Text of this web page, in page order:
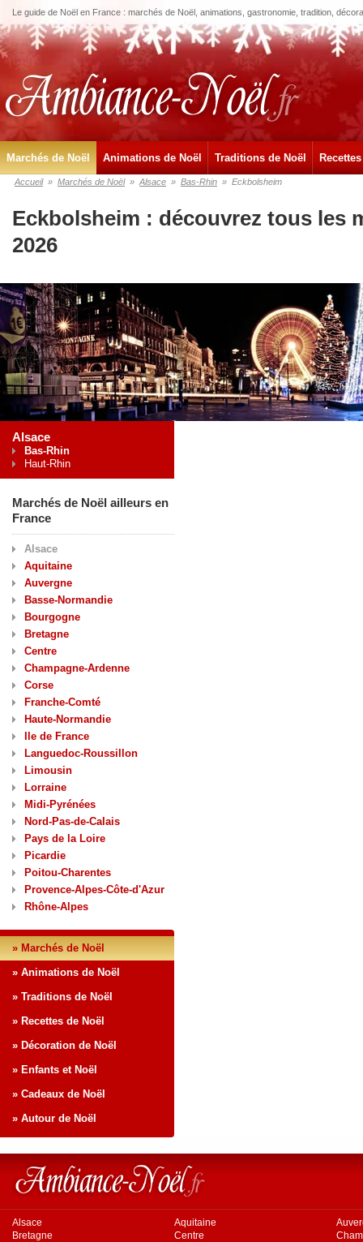
Le guide de Noël en France : marchés de Noël, animations, gastronomie, tradition,
Marchés de Noël Animations de Noël Traditions de Noël
Accueil » Marchés de Noël » Alsace » Bas-Rhin » Eckbolsheim
Eckbolsheim : découvrez tous les
2026
Alsace
Bas-Rhin
Haut-Rhin
Marchés de Noël ailleurs en
France
Alsace
Aquitaine
Auvergne
Basse-Normandie
Bourgogne
Bretagne
Centre
Champagne-Ardenne
Corse
Franche-Comté
Haute-Normandie
Ile de France
Languedoc-Roussillon
Limousin
Lorraine
Midi-Pyrénées
Nord-Pas-de-Calais
Pays de la Loire
Picardie
Poitou-Charentes
Provence-Alpes-Côte-d'Azur
Rhône-Alpes
» Marchés de Noël
» Animations de Noël
» Traditions de Noël
» Recettes de Noël
» Décoration de Noël
» Enfants et Noël
» Cadeaux de Noël
» Autour de Noël
Alsace Aquitaine
Bretagne
Centre